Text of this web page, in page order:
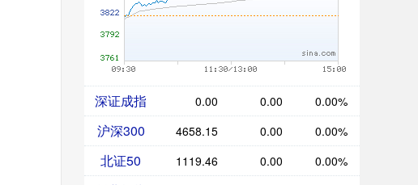
深证成指 0.00 0.00 0.00%
沪深300 4658.15 0.00 0.00%
北证50 1119.46 0.00 0.00%